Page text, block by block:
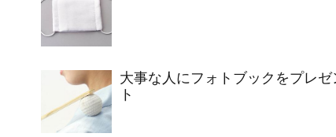
大事な人にフォトブックをプレゼ
ト